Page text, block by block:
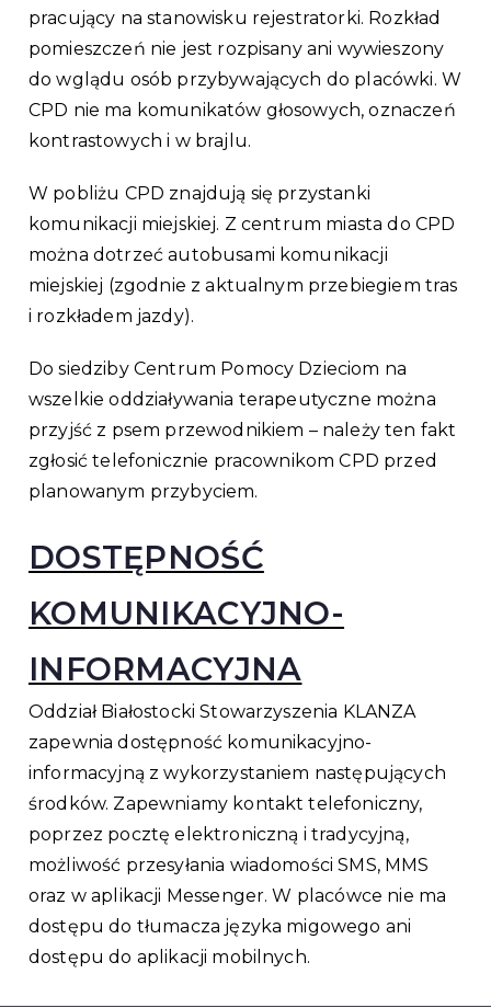
pracujący na stanowisku rejestratorki. Rozkład
pomieszczeń nie jest rozpisany ani wywieszony
do wglądu osób przybywających do placówki. W
CPD nie ma komunikatów głosowych, oznaczeń
kontrastowych i w brajlu.
W pobliżu CPD znajdują się przystanki
komunikacji miejskiej. Z centrum miasta do CPD
można dotrzeć autobusami komunikacji
miejskiej (zgodnie z aktualnym przebiegiem tras
i rozkładem jazdy).
Do siedziby Centrum Pomocy Dzieciom na
wszelkie oddziaływania terapeutyczne można
przyjść z psem przewodnikiem – należy ten fakt
zgłosić telefonicznie pracownikom CPD przed
planowanym przybyciem.
DOSTĘPNOŚĆ
KOMUNIKACYJNO-
INFORMACYJNA
Oddział Białostocki Stowarzyszenia KLANZA
zapewnia dostępność komunikacyjno-
informacyjną z wykorzystaniem następujących
środków. Zapewniamy kontakt telefoniczny,
poprzez pocztę elektroniczną i tradycyjną,
możliwość przesyłania wiadomości SMS, MMS
oraz w aplikacji Messenger. W placówce nie ma
dostępu do tłumacza języka migowego ani
dostępu do aplikacji mobilnych.